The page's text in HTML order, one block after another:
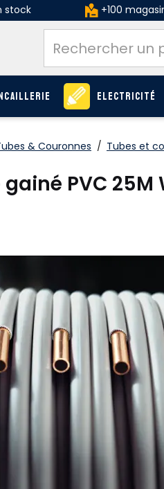
stock +100
Electricité
& Couronnes / Tubes et
PVC 25M